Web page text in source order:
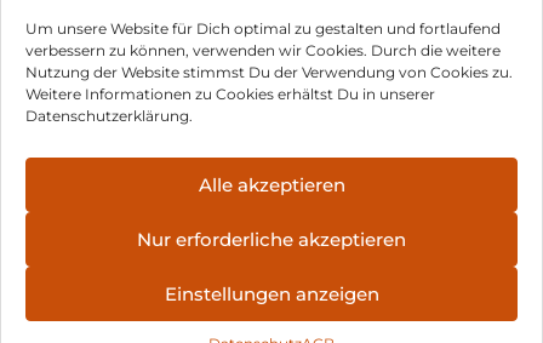
Um unsere Website für Dich optimal zu gestalten und fortlaufend
verbessern zu können, verwenden wir Cookies. Durch die weitere
Nutzung der Website stimmst Du der Verwendung von Cookies zu.
Weitere Informationen zu Cookies erhältst Du in unserer
Datenschutzerklärung.
Alle akzeptieren
Nur erforderliche akzeptieren
Einstellungen anzeigen
Impressum
Hinweis zur Batterieentsorgung
Newsletter